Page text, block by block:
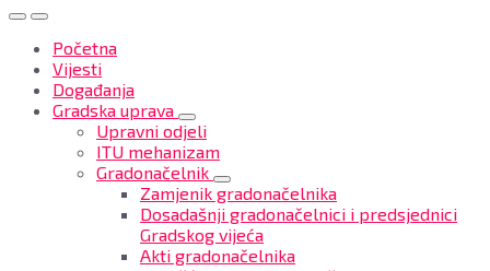
Početna
Vijesti
Događanja
Gradska uprava
Upravni odjeli
ITU mehanizam
Gradonačelnik
Zamjenik gradonačelnika
Dosadašnji gradonačelnici i predsjednici
Gradskog vijeća
Akti gradonačelnika